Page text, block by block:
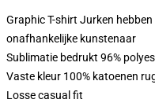
Graphic T-shirt Jurken
onafhankelijke kunstenaar
Sublimatie bedrukt 96%
Vaste kleur 100% katoenen
Losse casual fit